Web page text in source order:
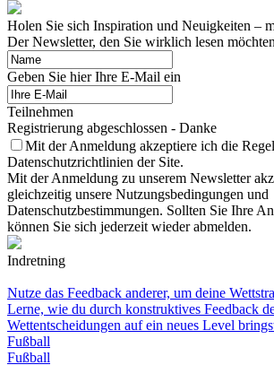
Holen Sie sich Inspiration und Neuigkeiten –
Der Newsletter, den Sie wirklich lesen
Geben Sie hier Ihre E-Mail ein
Teilnehmen
Registrierung abgeschlossen - Danke
Mit der Anmeldung akzeptiere ich die
Datenschutzrichtlinien der Site.
Mit der Anmeldung zu unserem Newsletter
gleichzeitig unsere Nutzungsbedingungen und
Datenschutzbestimmungen. Sollten Sie Ihre
können Sie sich jederzeit wieder abmelden.
Indretning
Nutze das Feedback anderer, um deine
Lerne, wie du durch konstruktives Feedback
Wettentscheidungen auf ein neues Level
Fußball
Fußball